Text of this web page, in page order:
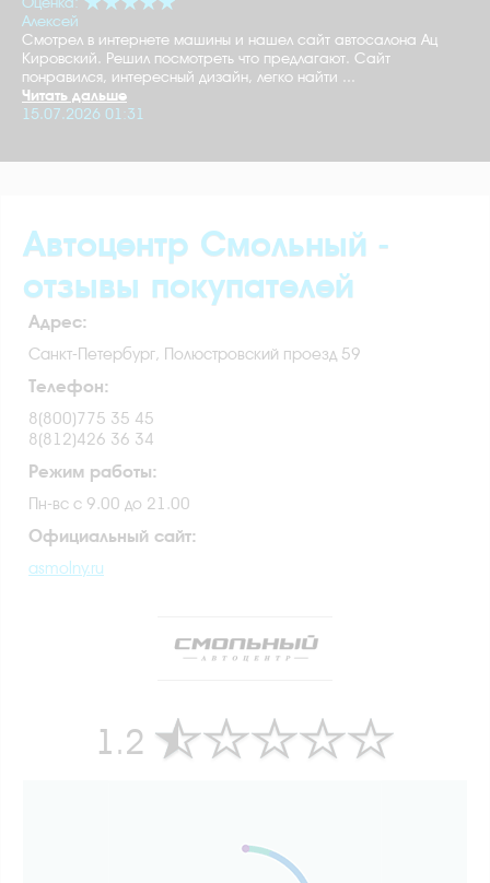
Алексей
Смотрел в интернете машины и нашел сайт автосалона Ац
Кировский. Решил посмотреть что предлагают. Сайт
понравился, интересный дизайн, легко найти ...
Читать дальше
15.07.2026 01:31
Автоцентр Смольный -
отзывы покупателей
Адрес:
Санкт-Петербург, Полюстровский проезд 59
Телефон:
8(800)775 35 45
8(812)426 36 34
Режим работы:
Пн-вс с 9.00 до 21.00
Официальный сайт:
asmolny.ru
1.2